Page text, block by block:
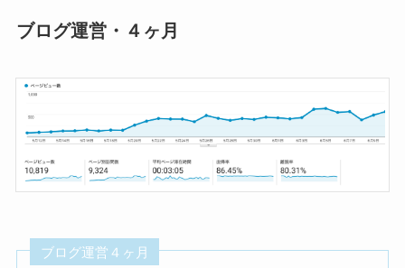
ブログ運営・４ヶ月
ブログ運営４ヶ月